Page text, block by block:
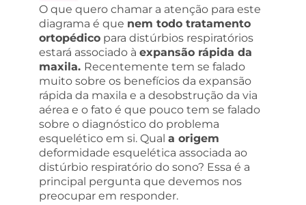
O que quero chamar a atenção para este
diagrama é que nem todo tratamento
ortopédicopara distúrbios respiratórios
estará associado à expansão rápida da
maxila. Recentemente tem se falado
muito sobre os benefícios da expansão
rápida da maxila e a desobstrução da via
aérea e o fato é que pouco tem se falado
sobre o diagnóstico do problema
esquelético em si. Qual a origem
deformidade esquelética associada ao
distúrbio respiratório do sono? Essa é a
principal pergunta que devemos nos
preocupar em responder.